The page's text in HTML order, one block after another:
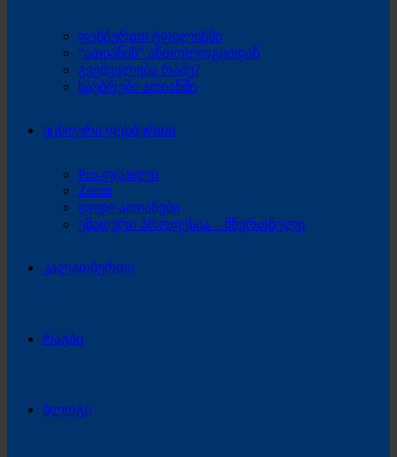
ფეხბურთი ტფილისში
“ათიანის” ანთოლოგიიდან
გვეშველება რამე?
საუბრები ათიანში
უცხოური ფეხბურთი
Pro-ფ(ა)ილი
Zoom
დიდი ათიანები
უმადური პროფესია – მწვრთნელი
კალათბურთი
რაგბი
ბლოგი